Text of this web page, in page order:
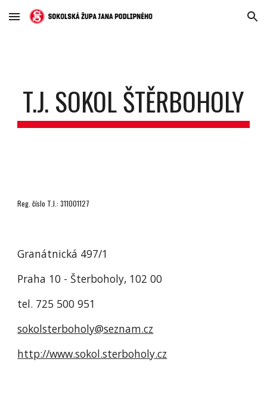
Skip to main content Skip to navigation
T.J. SOKOL ŠTĚRBOHOLY
Reg. číslo T.J.: 311001127
Granátnická 497/1
Praha 10 - Šterboholy, 102 00
tel. 725 500 951
sokolsterboholy@seznam.cz
http://www.sokol.sterboholy.cz